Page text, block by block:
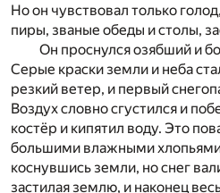
Но он чувствовал только
пиры, званые обеды и столы,
Он проснулся озябший и
Серые краски земли и неба
резкий ветер, и первый
Воздух словно сгустился и
костёр и кипятил воду. Это
большими влажными
коснувшись земли, но снег
застилая землю, и наконец